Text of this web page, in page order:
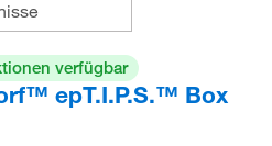
verfügbar
epT.I.P.S.™ Box